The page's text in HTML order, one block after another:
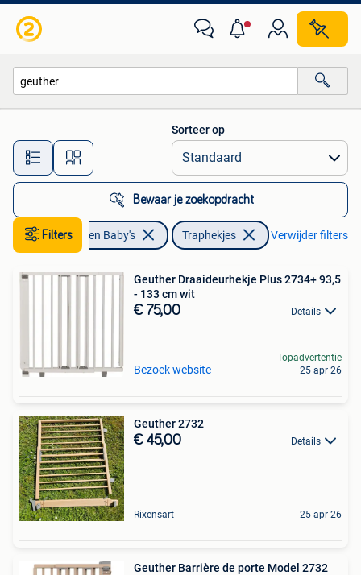
Alle afstanden…
Sorteer op
Bewaar je zoekopdracht
Filters
Kinderen en Baby's Traphekjes Verwijder filters
Geuther Draaideurhekje Plus 2734+ 93,5
- 133 cm wit
€ 75,00 Details
Bezoek website
Topadvertentie
25 apr 26
Geuther 2732
€ 45,00 Details
Rixensart 25 apr 26
Geuther Barrière de porte Model 2732